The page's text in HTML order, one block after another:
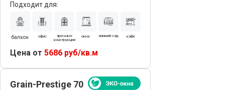
Подходит для:
балкон офис
арочные
конструкции
окна зимний сад кафе
Цена от 5686 руб/кв.м
Grain-Prestige 70